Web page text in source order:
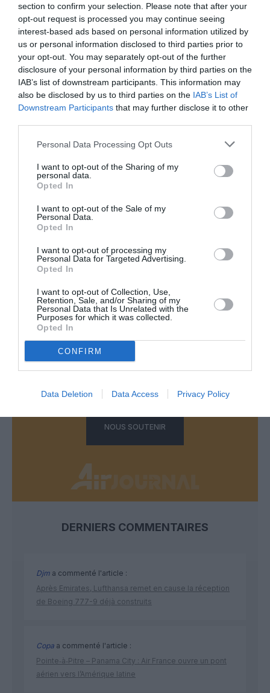
section to confirm your selection. Please note that after your
opt-out request is processed you may continue seeing
interest-based ads based on personal information utilized by
us or personal information disclosed to third parties prior to
your opt-out. You may separately opt-out of the further
disclosure of your personal information by third parties on the
IAB’s list of downstream participants. This information may
also be disclosed by us to third parties on the IAB’s List of
Downstream Participants that may further disclose it to other
Personal Data Processing Opt Outs
I want to opt-out of the Sharing of my
personal data.
Opted In
I want to opt-out of the Sale of my
Personal Data.
Opted In
I want to opt-out of processing my
Personal Data for Targeted Advertising.
Opted In
I want to opt-out of Collection, Use,
Retention, Sale, and/or Sharing of my
Personal Data that Is Unrelated with the
Purposes for which it was collected.
Opted In
CONFIRM
Data Deletion Data Access Privacy Policy
Soutenez-nous, faites un don !
PARTAGER L'ARTICLE
FacebookTwitter Print
LAISSER UN COMMENTAIRE
FAIRE UN DON
Appel aux lecteurs !
Soutenez Air Journal participezà son
NOUS SOUTENIR
DERNIERS COMMENTAIRES
Djm a commenté l'article :
Après Emirates, Lufthansa remet en cause la réception
de Boeing 777-9 déjà construits
Copa a commenté l'article :
Pointe‑à‑Pitre – Panama City : Air France ouvre un pont
aérien vers l’Amérique latine